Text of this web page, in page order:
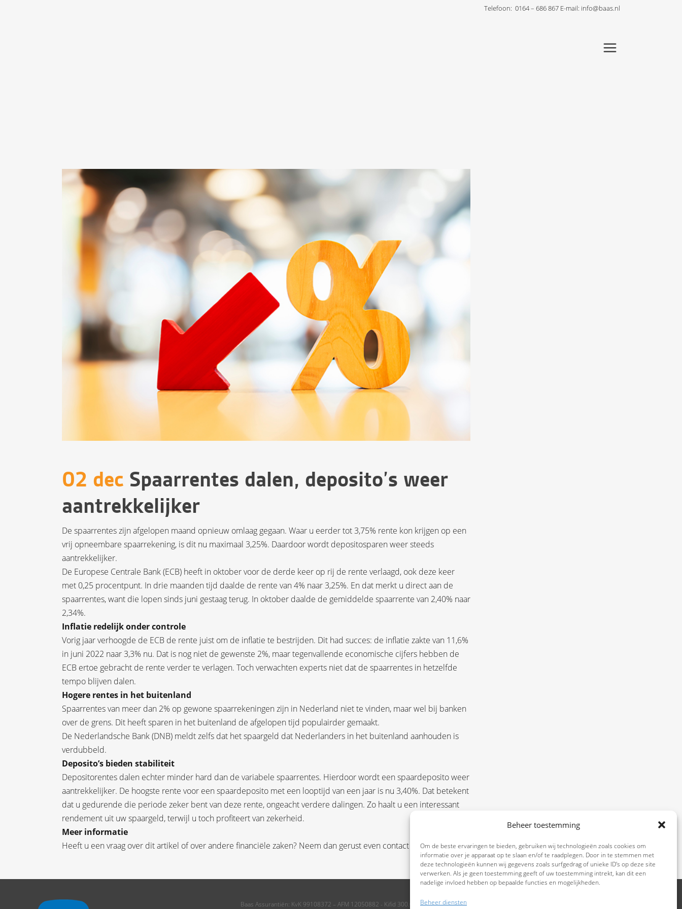
Beheer toestemming
Om de beste ervaringen te bieden, gebruiken wij technologieën zoals cookies om
informatie over je apparaat op te slaan en/of te raadplegen. Door in te stemmen met
deze technologieën kunnen wij gegevens zoals surfgedrag of unieke ID's op deze site
verwerken. Als je geen toestemming geeft of uw toestemming intrekt, kan dit een
nadelige invloed hebben op bepaalde functies en mogelijkheden.
Beheer diensten
Telefoon: 0164 – 686 867 E-mail: info@baas.nl
02 dec Spaarrentes dalen, deposito’s weer
aantrekkelijker
De spaarrentes zijn afgelopen maand opnieuw omlaag gegaan. Waar u eerder tot 3,75% rente kon krijgen op een
vrij opneembare spaarrekening, is dit nu maximaal 3,25%. Daardoor wordt depositosparen weer steeds
aantrekkelijker.
De Europese Centrale Bank (ECB) heeft in oktober voor de derde keer op rij de rente verlaagd, ook deze keer
met 0,25 procentpunt. In drie maanden tijd daalde de rente van 4% naar 3,25%. En dat merkt u direct aan de
spaarrentes, want die lopen sinds juni gestaag terug. In oktober daalde de gemiddelde spaarrente van 2,40% naar
2,34%.
Inflatie redelijk onder controle
Vorig jaar verhoogde de ECB de rente juist om de inflatie te bestrijden. Dit had succes: de inflatie zakte van 11,6%
in juni 2022 naar 3,3% nu. Dat is nog niet de gewenste 2%, maar tegenvallende economische cijfers hebben de
ECB ertoe gebracht de rente verder te verlagen. Toch verwachten experts niet dat de spaarrentes in hetzelfde
tempo blijven dalen.
Hogere rentes in het buitenland
Spaarrentes van meer dan 2% op gewone spaarrekeningen zijn in Nederland niet te vinden, maar wel bij banken
over de grens. Dit heeft sparen in het buitenland de afgelopen tijd populairder gemaakt.
De Nederlandsche Bank (DNB) meldt zelfs dat het spaargeld dat Nederlanders in het buitenland aanhouden is
verdubbeld.
Deposito’s bieden stabiliteit
Depositorentes dalen echter minder hard dan de variabele spaarrentes. Hierdoor wordt een spaardeposito weer
aantrekkelijker. De hoogste rente voor een spaardeposito met een looptijd van een jaar is nu 3,40%. Dat betekent
dat u gedurende die periode zeker bent van deze rente, ongeacht verdere dalingen. Zo haalt u een interessant
rendement uit uw spaargeld, terwijl u toch profiteert van zekerheid.
Meer informatie
Heeft u een vraag over dit artikel of over andere financiële zaken? Neem dan gerust even contact met ons op.
Baas Assurantiën: KvK 99108372 – AFM 12050882 - Kifid 300.019393